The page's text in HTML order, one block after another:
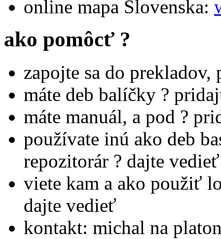
online mapa Slovenska:
ako pomôcť ?
zapojte sa do
máte deb balíčky ?
máte manuál, a pod ?
používate inú ako deb
repozitorár ? dajte vedieť
viete kam a ako použiť
dajte vedieť
kontakt: michal na